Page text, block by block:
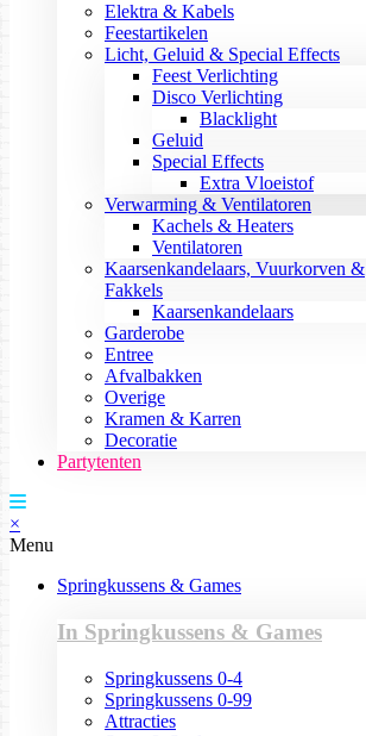
Elektra & Kabels
Feestartikelen
Licht, Geluid & Special Effects
Feest Verlichting
Disco Verlichting
Blacklight
Geluid
Special Effects
Extra Vloeistof
Verwarming & Ventilatoren
Kachels & Heaters
Ventilatoren
Kaarsenkandelaars, Vuurkorven &
Fakkels
Kaarsenkandelaars
Garderobe
Entree
Afvalbakken
Overige
Kramen & Karren
Decoratie
Partytenten
×
Menu
Springkussens & Games
In Springkussens & Games
Springkussens 0-4
Springkussens 0-99
Attracties